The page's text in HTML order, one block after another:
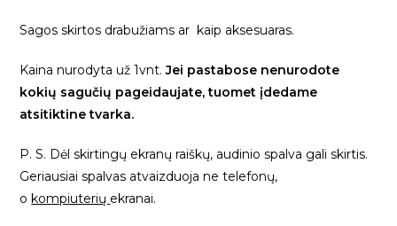
Sagos skirtos drabužiams ar kaip aksesuaras.
Kaina nurodyta už 1vnt.Jei pastabose nenurodote
kokių sagučių pageidaujate, tuomet įdedame
atsitiktine tvarka.
P. S. Dėl skirtingų ekranų raiškų, audinio spalva gali skirtis.
Geriausiai spalvas atvaizduoja ne telefonų,
okompiuterių ekranai.